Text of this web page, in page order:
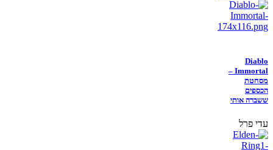
Diablo
Immortal –
מסחטת
הכספים
ששברה אותי
עדי פרל